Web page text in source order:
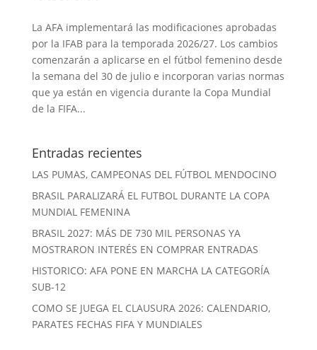
La AFA implementará las modificaciones aprobadas
por la IFAB para la temporada 2026/27. Los cambios
comenzarán a aplicarse en el fútbol femenino desde
la semana del 30 de julio e incorporan varias normas
que ya están en vigencia durante la Copa Mundial
de la FIFA...
Entradas recientes
LAS PUMAS, CAMPEONAS DEL FÚTBOL MENDOCINO
BRASIL PARALIZARÁ EL FUTBOL DURANTE LA COPA
MUNDIAL FEMENINA
BRASIL 2027: MÁS DE 730 MIL PERSONAS YA
MOSTRARON INTERÉS EN COMPRAR ENTRADAS
HISTORICO: AFA PONE EN MARCHA LA CATEGORÍA
SUB-12
COMO SE JUEGA EL CLAUSURA 2026: CALENDARIO,
PARATES FECHAS FIFA Y MUNDIALES